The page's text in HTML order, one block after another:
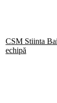
CSM Stiinta
echipă